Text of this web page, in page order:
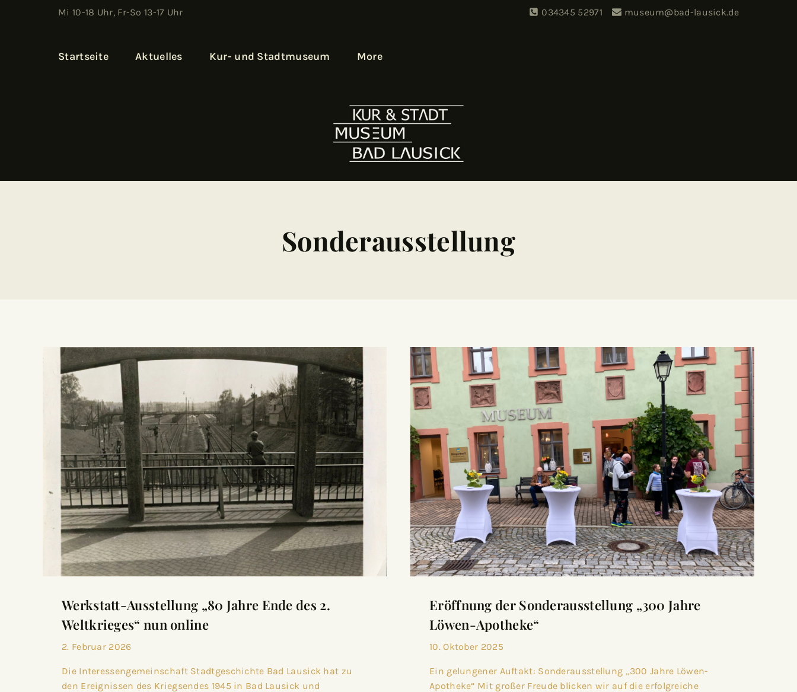
Mi 10-18 Uhr, Fr-So 13-17 Uhr 034345 52971 museum@bad-lausick.de
Startseite Aktuelles Kur- und Stadtmuseum More
Sonderausstellung
Werkstatt-Ausstellung „80 Jahre Ende des 2.
Weltkrieges“ nun online
2. Februar 2026
Die Interessengemeinschaft Stadtgeschichte Bad Lausick hat zu
den Ereignissen des Kriegsendes 1945 in Bad Lausick und
Eröffnung der Sonderausstellung „300 Jahre
Löwen-Apotheke“
10. Oktober 2025
Ein gelungener Auftakt: Sonderausstellung „300 Jahre Löwen-
Apotheke“ Mit großer Freude blicken wir auf die erfolgreiche